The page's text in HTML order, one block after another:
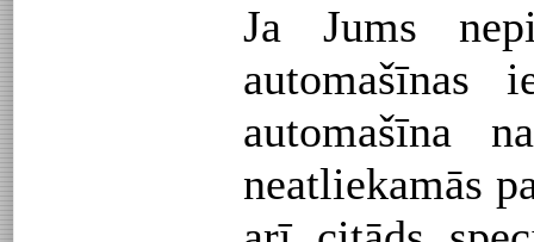
Ja Jums
automašīnas
automašīna
neatliekamās